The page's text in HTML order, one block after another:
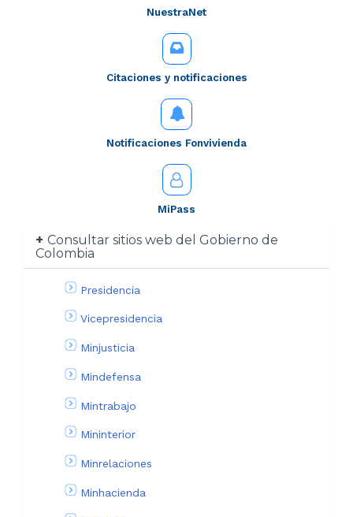
NuestraNet
Citaciones y notificaciones
Notificaciones Fonvivienda
MiPass
Consultar sitios web del Gobierno de
Colombia
Presidencia
Vicepresidencia
Minjusticia
Mindefensa
Mintrabajo
Mininterior
Minrelaciones
Minhacienda